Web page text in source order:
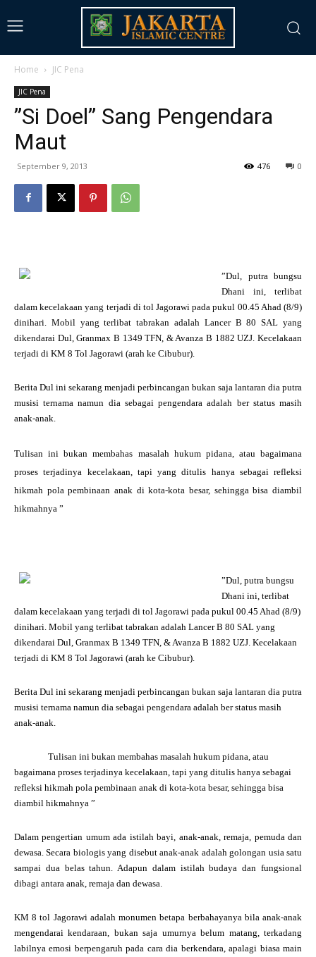
Home JIC Pena
JIC Pena
”Si Doel” Sang Pengendara
Maut
September 9, 2013 0
476
”Dul, putra bungsu
Dhani ini, terlibat
dalam kecelakaan yang terjadi di tol Jagorawi pada pukul 00.45 Ahad (8/9)
dinihari. Mobil yang terlibat tabrakan adalah Lancer B 80 SAL yang
dikendarai Dul, Granmax B 1349 TFN, & Avanza B 1882 UZJ. Kecelakaan
terjadi di KM 8 Tol Jagorawi (arah ke Cibubur).
Berita Dul ini sekarang menjadi perbincangan bukan saja lantaran dia putra
musisi ternama namun dia sebagai pengendara adalah ber status masih
anak-anak.
Tulisan ini bukan membahas masalah hukum pidana, atau bagaimana
proses terjadinya kecelakaan, tapi yang ditulis hanya sebagai refleksi
hikmah pola pembinaan anak di kota-kota besar, sehingga bisa diambil
hikmahnya ”
”Dul, putra bungsu
Dhani ini, terlibat
dalam kecelakaan yang terjadi di tol Jagorawi pada pukul 00.45 Ahad (8/9)
dinihari. Mobil yang terlibat tabrakan adalah Lancer B 80 SAL yang
dikendarai Dul, Granmax B 1349 TFN, & Avanza B 1882 UZJ. Kecelakaan
terjadi di KM 8 Tol Jagorawi (arah ke Cibubur).
Berita Dul ini sekarang menjadi perbincangan bukan saja lantaran dia putra
musisi ternama namun dia sebagai pengendara adalah ber status masih
anak-anak.
Tulisan ini bukan membahas masalah hukum pidana, atau
bagaimana proses terjadinya kecelakaan, tapi yang ditulis hanya sebagai
refleksi hikmah pola pembinaan anak di kota-kota besar, sehingga bisa
diambil hikmahnya ”
Dalam pengertian umum ada istilah bayi, anak-anak, remaja, pemuda dan
dewasa. Secara biologis yang disebut anak-anak adalah golongan usia satu
sampai dua belas tahun. Adapun dalam istilah budaya dan fungsional
dibagi antara anak, remaja dan dewasa.
KM 8 tol Jagorawi adalah monumen betapa berbahayanya bila anak-anak
mengendarai kendaraan, bukan saja umurnya belum matang, terkadang
labilnya emosi berpengaruh pada cara dia berkendara, apalagi biasa main